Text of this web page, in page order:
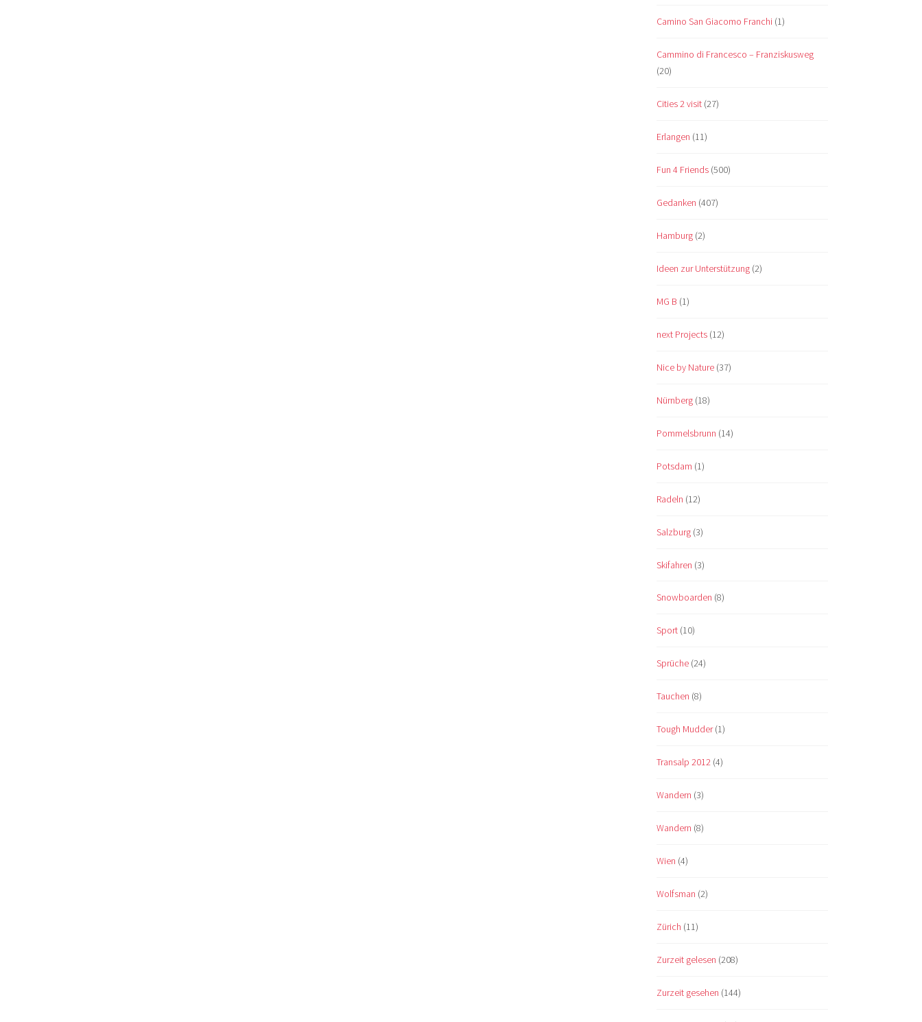
Camino San Giacomo Franchi (1)
Cammino di Francesco – Franziskusweg
(20)
Cities 2 visit (27)
Erlangen (11)
Fun 4 Friends (500)
Gedanken (407)
Hamburg (2)
Ideen zur Unterstützung (2)
MG B (1)
next Projects (12)
Nice by Nature (37)
Nürnberg (18)
Pommelsbrunn (14)
Potsdam (1)
Radeln (12)
Salzburg (3)
Skifahren (3)
Snowboarden (8)
Sport (10)
Sprüche (24)
Tauchen (8)
Tough Mudder(1)
Transalp 2012 (4)
Wandern (3)
Wandern (8)
Wien (4)
Wolfsman (2)
Zürich (11)
Zurzeit gelesen (208)
Zurzeit gesehen (144)